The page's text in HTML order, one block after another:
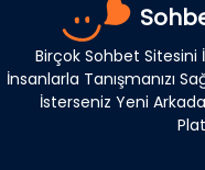
Birçok Sohbet Sitesini
İnsanlarla Tanışmanızı
İsterseniz Yeni